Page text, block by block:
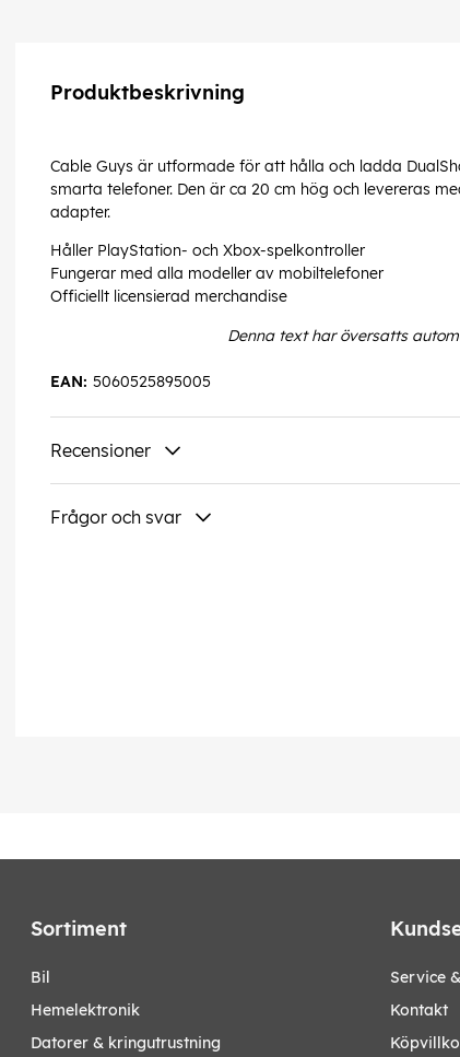
Produktbeskrivning
Cable Guys är utformade för att hålla och ladda
smarta telefoner. Den är ca 20 cm hög och levereras
adapter.
Håller PlayStation- och Xbox-spelkontroller
Fungerar med alla modeller av mobiltelefoner
Officiellt licensierad merchandise
Denna text har översatts
5060525895005
EAN:
Recensioner
Frågor och svar
Sortiment
bil
hemelektronik
datorer & kringutrustning
Service
Kontakt